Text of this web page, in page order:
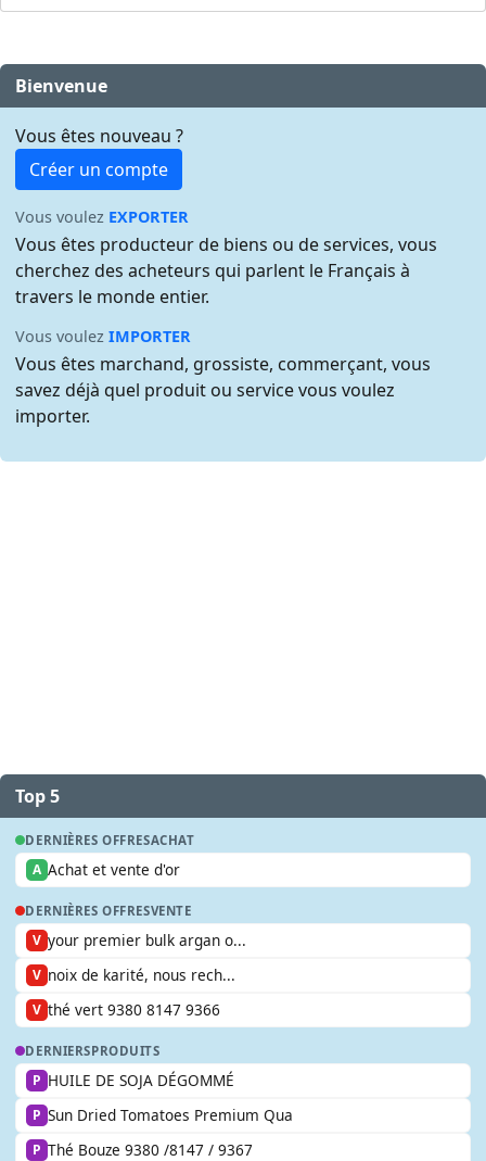
Bienvenue
Vous êtes nouveau ?
Créer un compte
Vous voulez EXPORTER
Vous êtes producteur de biens ou de services, vous
cherchez des acheteurs qui parlent le Français à
travers le monde entier.
Vous voulezIMPORTER
Vous êtes marchand, grossiste, commerçant, vous
savez déjà quel produit ou service vous voulez
importer.
Top 5
DERNIÈRES OFFRESACHAT
A Achat et vente d'or
DERNIÈRES OFFRESVENTE
V your premier bulk argan o...
V noix de karité, nous rech...
V thé vert 9380 8147 9366
DERNIERSPRODUITS
P HUILE DE SOJA DÉGOMMÉ
P Sun Dried Tomatoes Premium Qua
P Thé Bouze 9380 /8147 / 9367